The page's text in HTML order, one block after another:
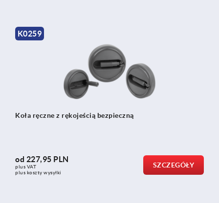
K0259
Koła ręczne z rękojeścią bezpieczną
od 227,95 PLN
plus VAT
plus koszty wysyłki
SZCZEGÓŁY